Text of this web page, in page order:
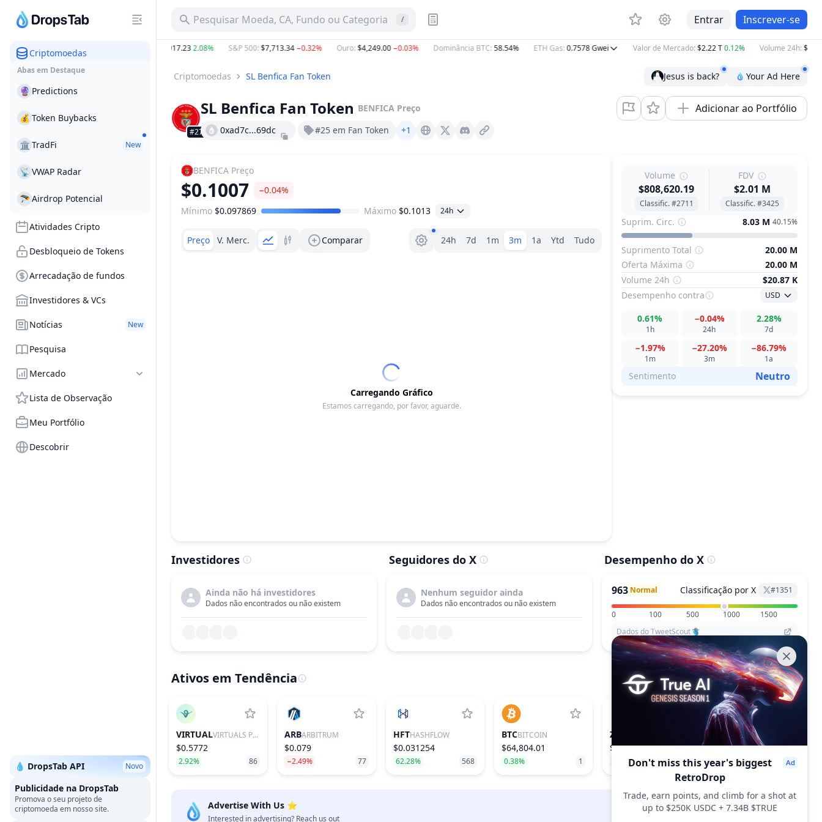
Criptomoedas
Abas em Destaque
🔮 Predictions
💰 Token Buybacks
🏛 TradFi New
📡 VWAP Radar
🪂Airdrop Potencial
Atividades Cripto
Desbloqueio de Tokens
Arrecadação de fundos
Investidores & VCs
Notícias New
Pesquisa
Mercado
Lista de Observação
Meu Portfólio
Descobrir
💧 DropsTab API Novo
Publicidade na DropsTab
Promova o seu projeto de
criptomoeda em nosso site.
Pesquisar Moeda, CA, Fundo ou Categoria / Entrar Inscrever-se
−5.41% BTC $64,862.51 $1,917.232.08% S&P 500:$7,713.34−0.32% Ouro:$4,249.00−0.03% Dominância BTC:58.54% ETH Gas:0.7578Gwei Valor de Mercado:$2.22 T 0.12% Volume 24h:$83.97
Criptomoedas SL Benfica Fan Token Jesus is back? Your Ad Here
#2711
SL Benfica Fan Token BENFICA Preço Adicionar ao Portfólio
0xad7c...69dc #25 em Fan Token +1 Socios.com X (Twitter)
BENFICA Preço
$0.1007 −0.04%
Faixa de preço
Mínimo $0.097869 Máximo $0.1013 24h
Preço V. Merc. Comparar Seletor de faixa
24h 7d 1m 3m 1a Ytd Tudo
Carregando Gráfico
Estamos carregando, por favor, aguarde.
Volume
$808,620.19
Classific. #2711
FDV
$2.01 M
Classific. #3425
Suprim. Circ. 8.03 M 40.15%
Suprimento Total
20.00 M
Oferta Máxima
20.00 M
Volume 24h
$20.87 K
Desempenho contra USD
1h
0.61%
24h
−0.04%
7d
2.28%
1m
−1.97%
3m
−27.20%
1a
−86.79%
Sentimento Neutro
Investidores
Ainda não há investidores
Dados não encontrados ou não existem
Seguidores do X
Nenhum seguidor ainda
Dados não encontrados ou não existem
Desempenho do X
963 Normal Classificação por X #1351
0 100 500 1000
1500
Dados do TweetScout
Ativos em Tendência
VIRTUAL VIRTUALS PROTOCOL
$0.5772
2.92% 86
ARBARBITRUM
$0.079
−2.49% 77
HFTHASHFLOW
$0.031254
62.28% 568
BTCBITCOIN
$64,804.01
0.38% 1
ZK
$0.00807
2.01% 238
Advertise With Us ⭐️
Interested in advertising? Reach us out DropsTab.com
Don't miss this year's biggest
RetroDrop
Trade, earn points, and climb for a shot at
up to $250K USDC + 7.34B $TRUE